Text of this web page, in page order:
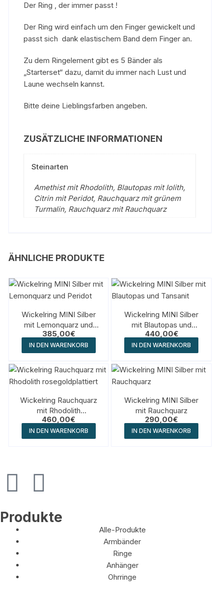
Der Ring , der immer passt !
Der Ring wird einfach um den Finger gewickelt und
passt sich dank elastischem Band dem Finger an.
Zu dem Ringelement gibt es 5 Bänder als
„Starterset“ dazu, damit du immer nach Lust und
Laune wechseln kannst.
Bitte deine Lieblingsfarben angeben.
ZUSÄTZLICHE INFORMATIONEN
Steinarten
Amethist mit Rhodolith, Blautopas mit Iolith,
Citrin mit Peridot, Rauchquarz mit grünem
Turmalin, Rauchquarz mit Rauchquarz
ÄHNLICHE PRODUKTE
Wickelring MINI Silber
mit Lemonquarz und
Peridot
385,00€
IN DEN WARENKORB
Wickelring MINI Silber
mit Blautopas und
Tansanit
440,00€
IN DEN WARENKORB
Wickelring Rauchquarz
mit Rhodolith
rosegoldplattiert
460,00€
IN DEN WARENKORB
Wickelring MINI Silber
mit Rauchquarz
290,00€
IN DEN WARENKORB
Produkte
Alle-Produkte
Armbänder
Ringe
Anhänger
Ohrringe